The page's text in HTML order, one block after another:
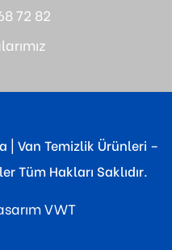
72 82
| Van Temizlik Ürünleri –
Tüm Hakları Saklıdır.
VWT